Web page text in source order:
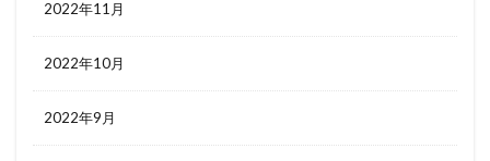
2022年11月
2022年10月
2022年9月